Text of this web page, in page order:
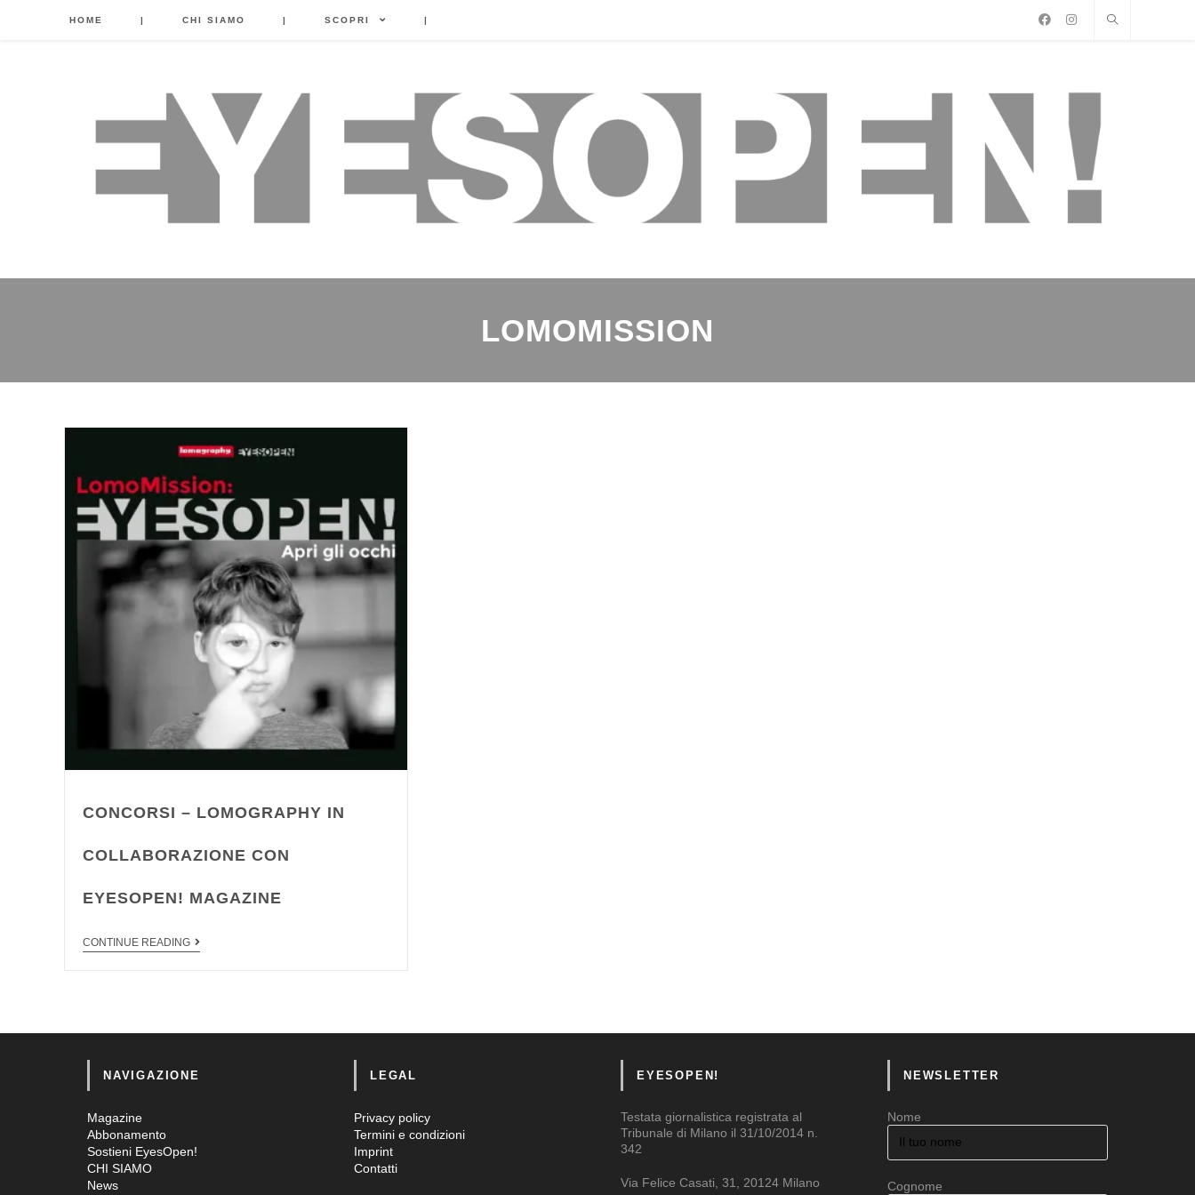
HOME | CHI SIAMO | SCOPRI |
LOMOMISSION
CONCORSI – LOMOGRAPHY IN
COLLABORAZIONE CON
EYESOPEN! MAGAZINE
CONTINUE READING
NAVIGAZIONE
Magazine
Abbonamento
Sostieni EyesOpen!
CHI SIAMO
News
LEGAL
Privacy policy
Termini e condizioni
Imprint
Contatti
EYESOPEN!
Testata giornalistica registrata al
Tribunale di Milano il 31/10/2014 n.
342
Via Felice Casati, 31, 20124 Milano
NEWSLETTER
Nome
Cognome